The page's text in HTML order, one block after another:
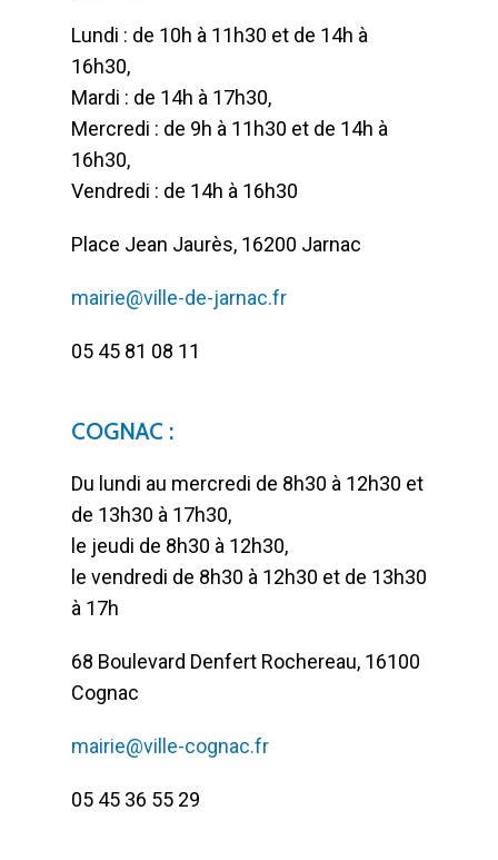
Lundi : de 10h à 11h30 et de 14h à
16h30,
Mardi : de 14h à 17h30,
Mercredi : de 9h à 11h30 et de 14h à
16h30,
Vendredi : de 14h à 16h30
Place Jean Jaurès, 16200 Jarnac
mairie@ville-de-jarnac.fr
05 45 81 08 11
COGNAC :
Du lundi au mercredi de 8h30 à 12h30 et
de 13h30 à 17h30,
le jeudi de 8h30 à 12h30,
le vendredi de 8h30 à 12h30 et de 13h30
à 17h
68 Boulevard Denfert Rochereau, 16100
Cognac
mairie@ville-cognac.fr
05 45 36 55 29